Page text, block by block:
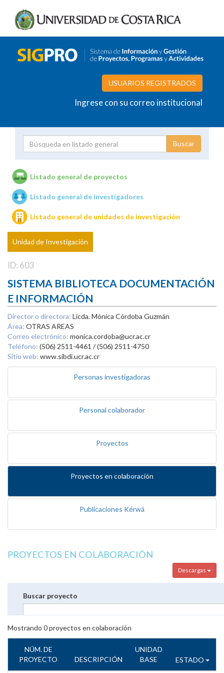
USUARIOS REGISTRADOS
Ingrese con su correo institucional
Unidades de investigación
Listado general de proyectos
Listado general de investigadores
Listado general de unidades de investigación
Unidad de Investigación
ID: 603
SISTEMA BIBLIOTECA DOCUMENTACIÓN
E INFORMACIÓN
Director o directora: Licda. Mónica Córdoba Guzmán
Área: OTRAS AREAS
Correo electrónico: monica.cordoba@ucr.ac.cr
Teléfono: (506) 2511-4461 / (506) 2511-4750
Sitio web: www.sibdi.ucr.ac.cr
Personas investigadoras
Personal colaborador
Proyectos
Proyectos en colaboración
Publicaciones Kérwá
PROYECTOS EN COLABORACIÓN
Descargas
Buscar proyecto
Mostrando 0proyectos en colaboración
NÚM. DE
PROYECTO
DESCRIPCIÓN
UNIDAD
BASE
ESTADO